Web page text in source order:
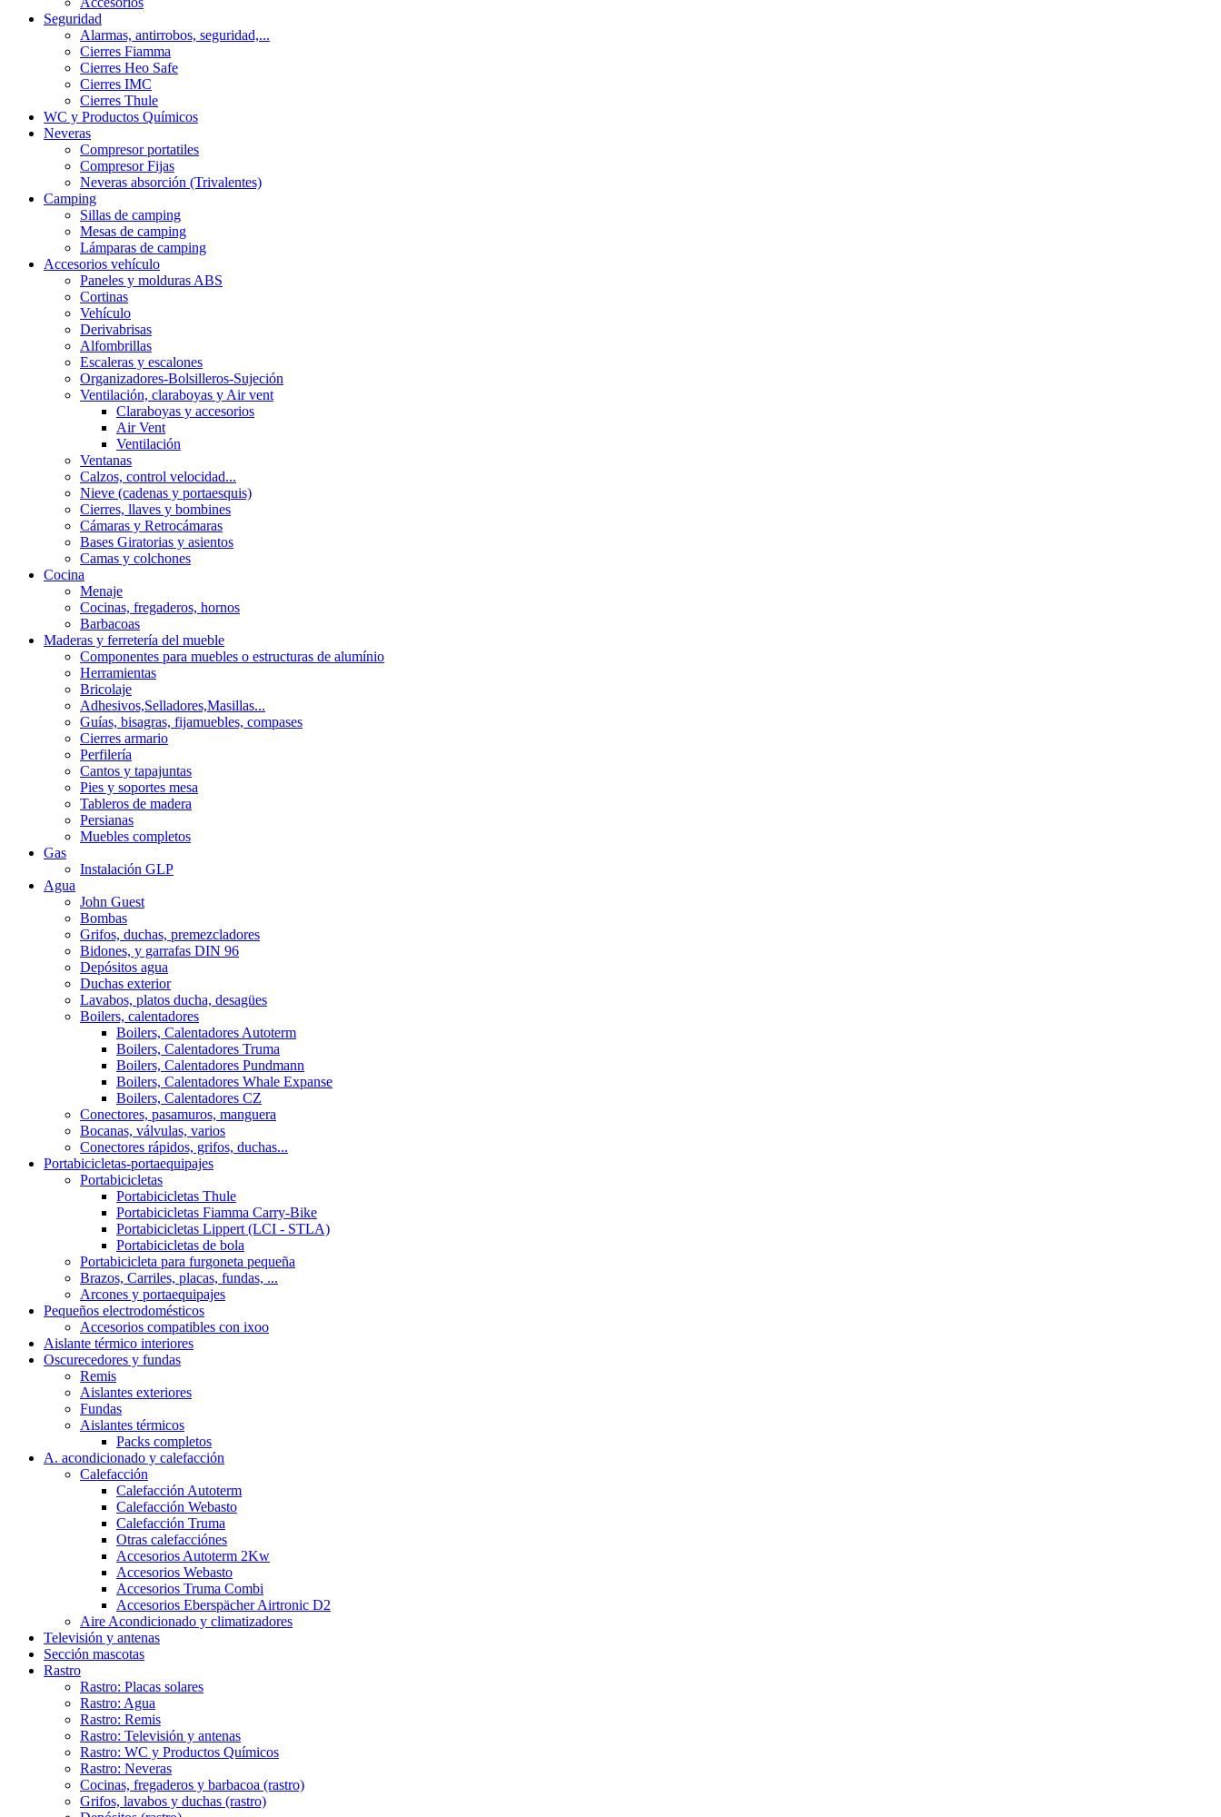
Seguridad
Alarmas, antirrobos, seguridad,...
Cierres Fiamma
Cierres Heo Safe
Cierres IMC
Cierres Thule
WC y Productos Químicos
Neveras
Compresor portatiles
Compresor Fijas
Neveras absorción (Trivalentes)
Camping
Sillas de camping
Mesas de camping
Lámparas de camping
Accesorios vehículo
Paneles y molduras ABS
Cortinas
Vehículo
Derivabrisas
Alfombrillas
Escaleras y escalones
Organizadores-Bolsilleros-Sujeción
Ventilación, claraboyas y Air vent
Claraboyas y accesorios
Air Vent
Ventilación
Ventanas
Calzos, control velocidad...
Nieve (cadenas y portaesquis)
Cierres, llaves y bombines
Cámaras y Retrocámaras
Bases Giratorias y asientos
Camas y colchones
Cocina
Menaje
Cocinas, fregaderos, hornos
Barbacoas
Maderas y ferretería del mueble
Componentes para muebles o estructuras de alumínio
Herramientas
Bricolaje
Adhesivos,Selladores,Masillas...
Guías, bisagras, fijamuebles, compases
Cierres armario
Perfilería
Cantos y tapajuntas
Pies y soportes mesa
Tableros de madera
Persianas
Muebles completos
Gas
Instalación GLP
Agua
John Guest
Bombas
Grifos, duchas, premezcladores
Bidones, y garrafas DIN 96
Depósitos agua
Duchas exterior
Lavabos, platos ducha, desagües
Boilers, calentadores
Boilers, Calentadores Autoterm
Boilers, Calentadores Truma
Boilers, Calentadores Pundmann
Boilers, Calentadores Whale Expanse
Boilers, Calentadores CZ
Conectores, pasamuros, manguera
Bocanas, válvulas, varios
Conectores rápidos, grifos, duchas...
Portabicicletas-portaequipajes
Portabicicletas
Portabicicletas Thule
Portabicicletas Fiamma Carry-Bike
Portabicicletas Lippert (LCI - STLA)
Portabicicletas de bola
Portabicicleta para furgoneta pequeña
Brazos, Carriles, placas, fundas, ...
Arcones y portaequipajes
Pequeños electrodomésticos
Accesorios compatibles con ixoo
Aislante térmico interiores
Oscurecedores y fundas
Remis
Aislantes exteriores
Fundas
Aislantes térmicos
Packs completos
A. acondicionado y calefacción
Calefacción
Calefacción Autoterm
Calefacción Webasto
Calefacción Truma
Otras calefacciónes
Accesorios Autoterm 2Kw
Accesorios Webasto
Accesorios Truma Combi
Accesorios Eberspächer Airtronic D2
Aire Acondicionado y climatizadores
Televisión y antenas
Sección mascotas
Rastro
Rastro: Placas solares
Rastro: Agua
Rastro: Remis
Rastro: Televisión y antenas
Rastro: WC y Productos Químicos
Rastro: Neveras
Cocinas, fregaderos y barbacoa (rastro)
Grifos, lavabos y duchas (rastro)